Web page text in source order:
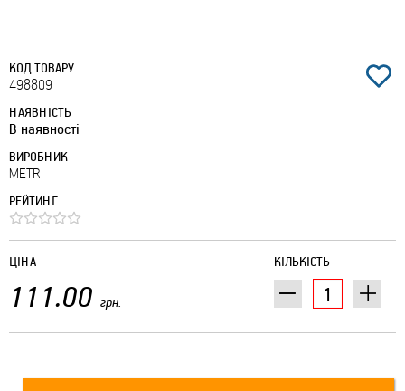
КОД ТОВАРУ
498809
НАЯВНІСТЬ
В наявності
ВИРОБНИК
METR
РЕЙТИНГ
КІЛЬКІСТЬ
ЦІНА
111.00 грн.